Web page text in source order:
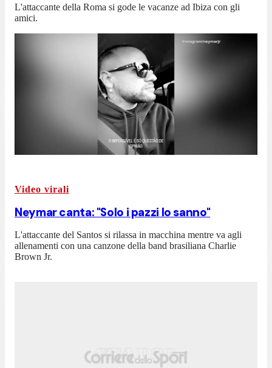
L'attaccante della Roma si gode le vacanze ad Ibiza con gli
amici.
Video virali
Neymar canta: "Solo i pazzi lo sanno"
L'attaccante del Santos si rilassa in macchina mentre va agli
allenamenti con una canzone della band brasiliana Charlie
Brown Jr.